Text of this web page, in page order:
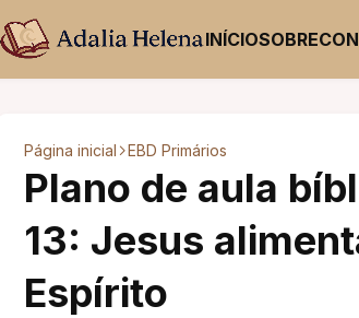
INÍCIOSOBRE
Página inicial EBD Primários
Plano de aula
13: Jesus
Espírito